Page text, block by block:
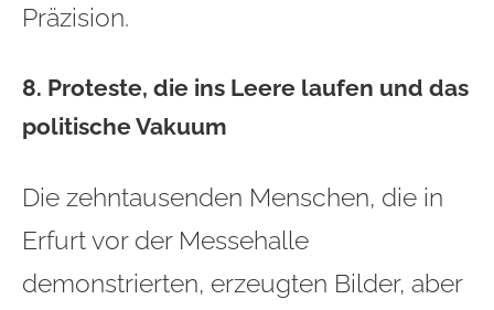
Präzision.
8. Proteste, die ins Leere laufen und das
politische Vakuum
Die zehntausenden Menschen, die in
Erfurt vor der Messehalle
demonstrierten, erzeugten Bilder, aber